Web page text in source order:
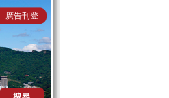
廣告刊登